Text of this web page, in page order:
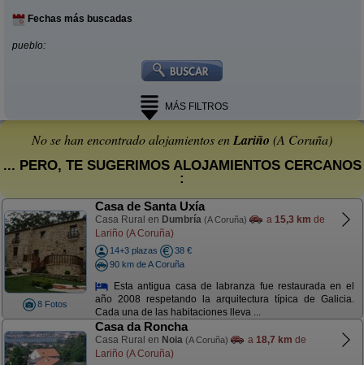
Fechas más buscadas
pueblo:
MÁS FILTROS
No se han encontrado alojamientos enLariño (A Coruña)
... PERO, TE SUGERIMOS ALOJAMIENTOS CERCANOS
:
8 Fotos
Casa de Santa Uxía
Casa Rural en Dumbría (A Coruña) a 15,3 km de
Lariño (A Coruña)
14+3 plazas
38 €
90 km de A Coruña
Esta antigua casa de labranza fue restaurada en el
año 2008 respetando la arquitectura típica de Galicia.
Cada una de las habitaciones lleva ...
Casa da Roncha
Casa Rural en Noia (A Coruña) a 18,7 km de
Lariño (A Coruña)